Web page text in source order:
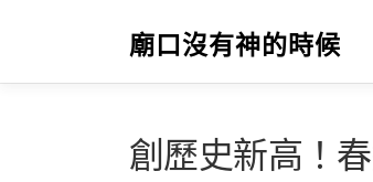
要
廟口沒有神的時候
創歷史新高！